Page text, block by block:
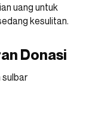
uang untuk
kesulitan.
Donasi